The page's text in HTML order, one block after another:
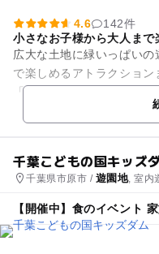
4.6
142件
小さなお子様から大人まで
広大な土地に緑いっぱい
で楽しめるアトラクショ
「グッジョバ!!」エリアで
千葉こどもの国キッズ
千葉県市原市 / 遊園地, 室内
【開催中】食のイベント